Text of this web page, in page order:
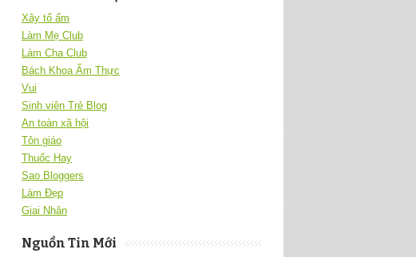
Xây tổ ấm
Làm Mẹ Club
Làm Cha Club
Bách Khoa Ẩm Thực
Vui
Sinh viên Trẻ Blog
An toàn xã hội
Tôn giáo
Thuốc Hay
Sao Bloggers
Làm Đẹp
Giai Nhân
Nguồn Tin Mới